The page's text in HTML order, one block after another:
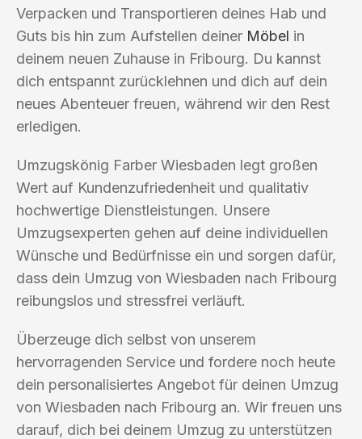
Verpacken und Transportieren deines Hab und
Guts bis hin zum Aufstellen deiner Möbel in
deinem neuen Zuhause in Fribourg. Du kannst
dich entspannt zurücklehnen und dich auf dein
neues Abenteuer freuen, während wir den Rest
erledigen.
Umzugskönig Farber Wiesbaden legt großen
Wert auf Kundenzufriedenheit und qualitativ
hochwertige Dienstleistungen. Unsere
Umzugsexperten gehen auf deine individuellen
Wünsche und Bedürfnisse ein und sorgen dafür,
dass dein Umzug von Wiesbaden nach Fribourg
reibungslos und stressfrei verläuft.
Überzeuge dich selbst von unserem
hervorragenden Service und fordere noch heute
dein personalisiertes Angebot für deinen Umzug
von Wiesbaden nach Fribourg an. Wir freuen uns
darauf, dich bei deinem Umzug zu unterstützen